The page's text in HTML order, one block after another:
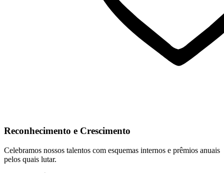
Reconhecimento e Crescimento
Celebramos nossos talentos com esquemas internos e prêmios anuais
pelos quais lutar.